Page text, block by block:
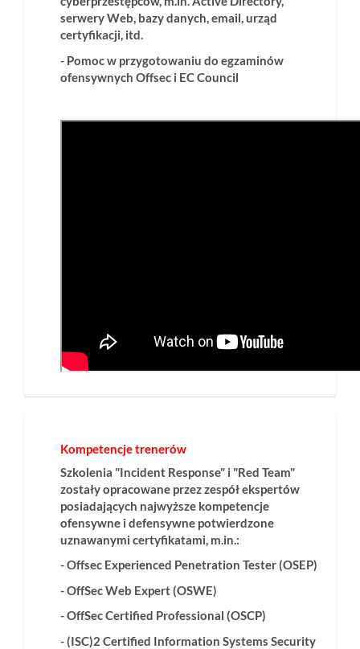
serwery Web, bazy danych, email, urząd
certyfikacji, itd.
- Pomoc w przygotowaniu do egzaminów
ofensywnych Offsec i EC Council
Kompetencje trenerów
Szkolenia "Incident Response" i "Red Team"
zostały opracowane przez zespół ekspertów
posiadających najwyższe kompetencje
ofensywne i defensywne potwierdzone
uznawanymi certyfikatami, m.in.:
- Offsec Experienced Penetration Tester (OSEP)
- OffSec Web Expert (OSWE)
- OffSec Certified Professional (OSCP)
- (ISC)2 Certified Information Systems Security